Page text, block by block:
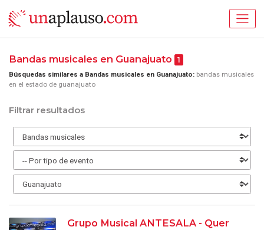
Bandas musicales en Guanajuato 1
Búsquedas similares a Bandas musicales en Guanajuato: bandas musicales
en el estado de guanajuato
Filtrar resultados
Grupo Musical ANTESALA - Quer